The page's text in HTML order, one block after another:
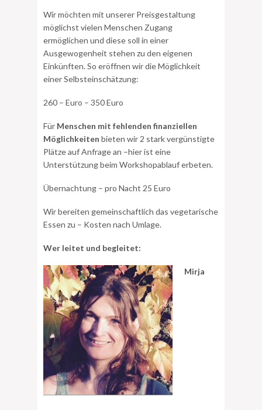
Wir möchten mit unserer Preisgestaltung
möglichst vielen Menschen Zugang
ermöglichen und diese soll in einer
Ausgewogenheit stehen zu den eigenen
Einkünften. So eröffnen wir die Möglichkeit
einer Selbsteinschätzung:
260 – Euro – 350 Euro
Für Menschen mit fehlenden finanziellen
Möglichkeiten bieten wir 2 stark vergünstigte
Plätze auf Anfrage an –hier ist eine
Unterstützung beim Workshopablauf erbeten.
Übernachtung – pro Nacht 25 Euro
Wir bereiten gemeinschaftlich das vegetarische
Essen zu – Kosten nach Umlage.
Wer leitet und begleitet:
Mirja